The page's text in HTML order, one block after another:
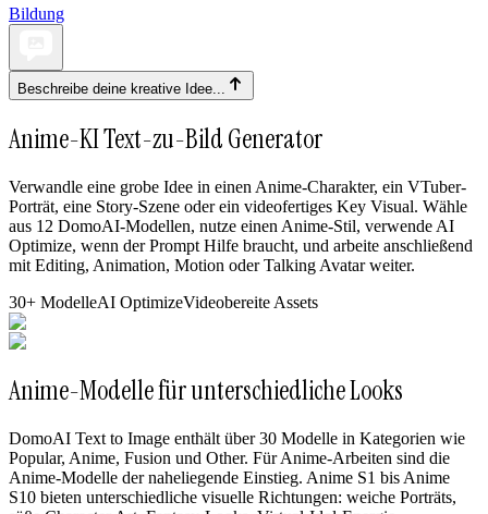
Bildung
Beschreibe deine kreative Idee...
Anime-KI Text-zu-Bild Generator
Verwandle eine grobe Idee in einen Anime-Charakter, ein VTuber-
Porträt, eine Story-Szene oder ein videofertiges Key Visual. Wähle
aus 12 DomoAI-Modellen, nutze einen Anime-Stil, verwende AI
Optimize, wenn der Prompt Hilfe braucht, und arbeite anschließend
mit Editing, Animation, Motion oder Talking Avatar weiter.
30+ ModelleAI OptimizeVideobereite Assets
Anime-Modelle für unterschiedliche Looks
DomoAI Text to Image enthält über 30 Modelle in Kategorien wie
Popular, Anime, Fusion und Other. Für Anime-Arbeiten sind die
Anime-Modelle der naheliegende Einstieg. Anime S1 bis Anime
S10 bieten unterschiedliche visuelle Richtungen: weiche Porträts,